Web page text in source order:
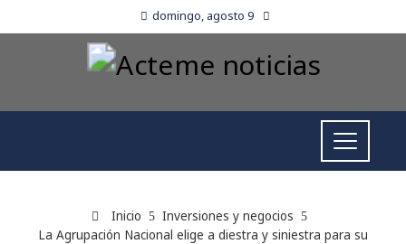
domingo, agosto 9
Inicio
Inversiones y negocios
La Agrupación Nacional elige a diestra y siniestra para su